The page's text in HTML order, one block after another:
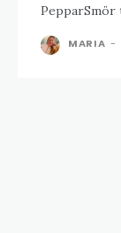
MARIA -